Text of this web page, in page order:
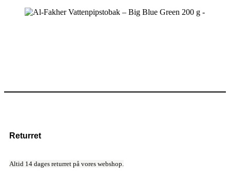
Returret
Altid 14 dages returret på vores webshop.